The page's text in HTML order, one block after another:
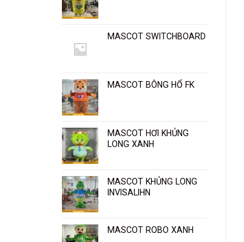
MASCOT SWITCHBOARD
MASCOT BÔNG HỔ FK
MASCOT HƠI KHỦNG
LONG XANH
MASCOT KHỦNG LONG
INVISALIHN
MASCOT ROBO XANH